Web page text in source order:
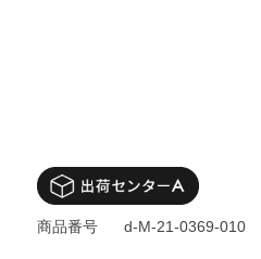
商品番号 d-M-21-0369-010